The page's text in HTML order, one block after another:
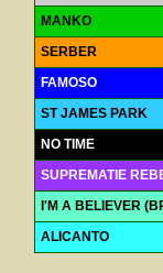
MANKO
SERBER
FAMOSO
ST JAMES PARK
NO TIME
SUPREMATIE
I'M A BELIEVER
ALICANTO